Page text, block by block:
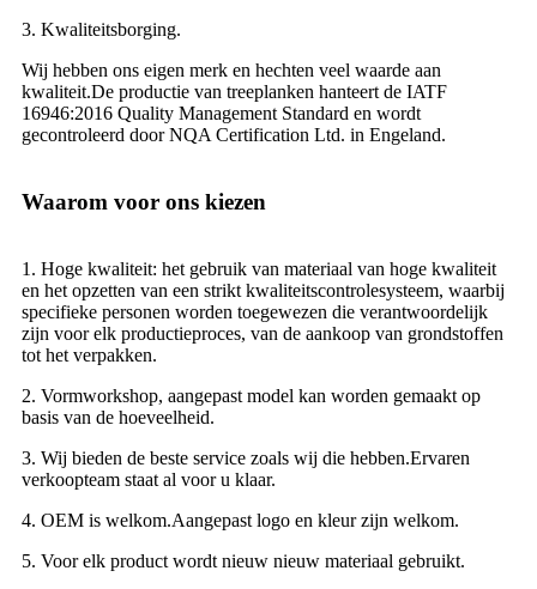
3. Kwaliteitsborging.
Wij hebben ons eigen merk en hechten veel waarde aan
kwaliteit.De productie van treeplanken hanteert de IATF
16946:2016 Quality Management Standard en wordt
gecontroleerd door NQA Certification Ltd. in Engeland.
Waarom voor ons kiezen
1. Hoge kwaliteit: het gebruik van materiaal van hoge kwaliteit
en het opzetten van een strikt kwaliteitscontrolesysteem, waarbij
specifieke personen worden toegewezen die verantwoordelijk
zijn voor elk productieproces, van de aankoop van grondstoffen
tot het verpakken.
2. Vormworkshop, aangepast model kan worden gemaakt op
basis van de hoeveelheid.
3. Wij bieden de beste service zoals wij die hebben.Ervaren
verkoopteam staat al voor u klaar.
4. OEM is welkom.Aangepast logo en kleur zijn welkom.
5. Voor elk product wordt nieuw nieuw materiaal gebruikt.